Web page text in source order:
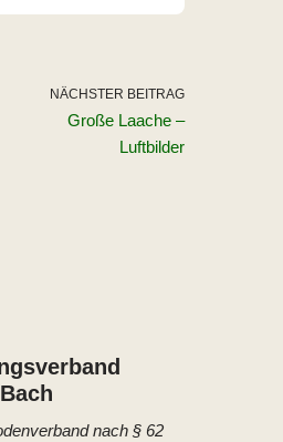
NÄCHSTER BEITRAG
Große Laache –
Luftbilder
nach § 62